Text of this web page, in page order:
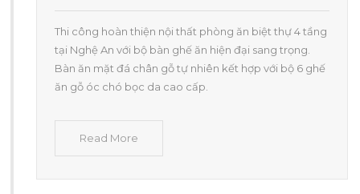
Thi công hoàn thiện nội thất phòng ăn biệt thự 4 tầng
tại Nghệ An với bộ bàn ghế ăn hiện đại sang trọng.
Bàn ăn mặt đá chân gỗ tự nhiên kết hợp với bộ 6 ghế
ăn gỗ óc chó bọc da cao cấp.
Read More